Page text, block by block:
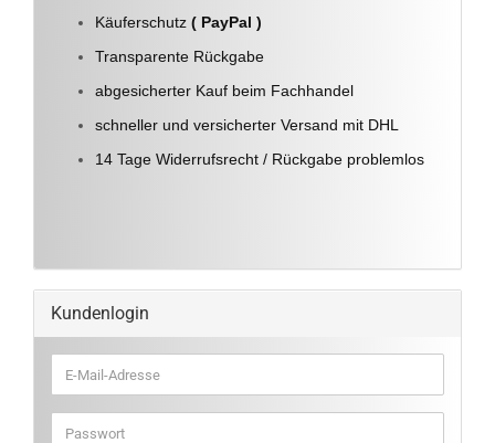
Käuferschutz ( PayPal )
Transparente Rückgabe
abgesicherter Kauf beim Fachhandel
schneller und versicherter Versand mit DHL
14 Tage Widerrufsrecht / Rückgabe problemlos
Kundenlogin
E-
Mail-
Adresse
Passwort